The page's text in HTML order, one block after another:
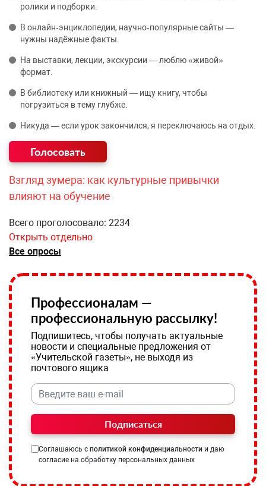
ролики и подборки.
В онлайн‑энциклопедии, научно‑популярные сайты —
нужны надёжные факты.
На выставки, лекции, экскурсии — люблю «живой»
формат.
В библиотеку или книжный — ищу книгу, чтобы
погрузиться в тему глубже.
Никуда — если урок закончился, я переключаюсь на отдых.
Взгляд зумера: как культурные привычки
влияют на обучение
Всего проголосовало: 2234
Открыть отдельно
Все опросы
Профессионалам —
профессиональную рассылку!
Подпишитесь, чтобы получать актуальные
новости и специальные предложения от
«Учительской газеты», не выходя из
почтового ящика
Подписаться
Соглашаюсь с политикой конфиденциальности и даю
согласие на обработку персональных данных